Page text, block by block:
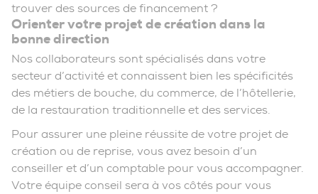
trouver des sources de financement ?
Orienter votre projet de création dans la
bonne direction
Nos collaborateurs sont spécialisés dans votre
secteur d’activité et connaissent bien les spécificités
des métiers de bouche, du commerce, de l’hôtellerie,
de la restauration traditionnelle et des services.
Pour assurer une pleine réussite de votre projet de
création ou de reprise, vous avez besoin d’un
conseiller et d’un comptable pour vous accompagner.
Votre équipe conseil sera à vos côtés pour vous